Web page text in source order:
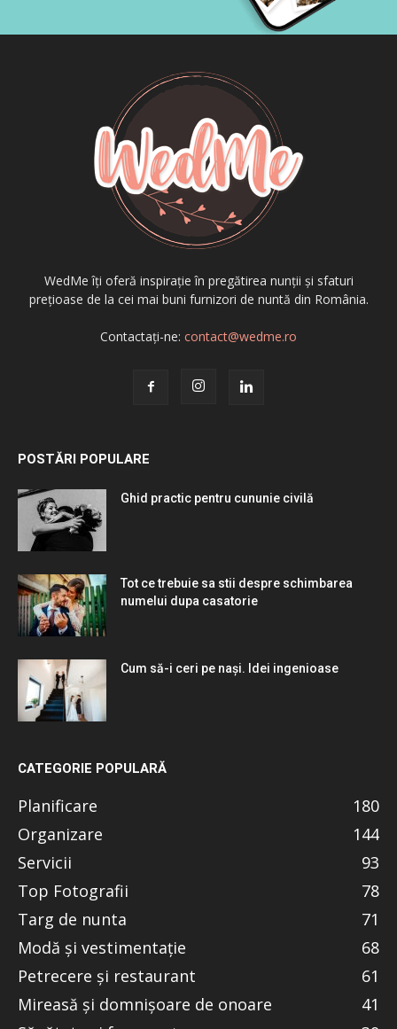
WedMe îți oferă inspirație în pregătirea nunții și sfaturi
prețioase de la cei mai buni furnizori de nuntă din România.
Contactați-ne: contact@wedme.ro
POSTĂRI POPULARE
Ghid practic pentru cununie civilă
Tot ce trebuie sa stii despre schimbarea
numelui dupa casatorie
Cum să-i ceri pe nași. Idei ingenioase
CATEGORIE POPULARĂ
Planificare
180
Organizare
144
Servicii
93
Top Fotografii
78
Targ de nunta
71
Modă și vestimentație
68
Petrecere și restaurant
61
Mireasă și domnișoare de onoare
41